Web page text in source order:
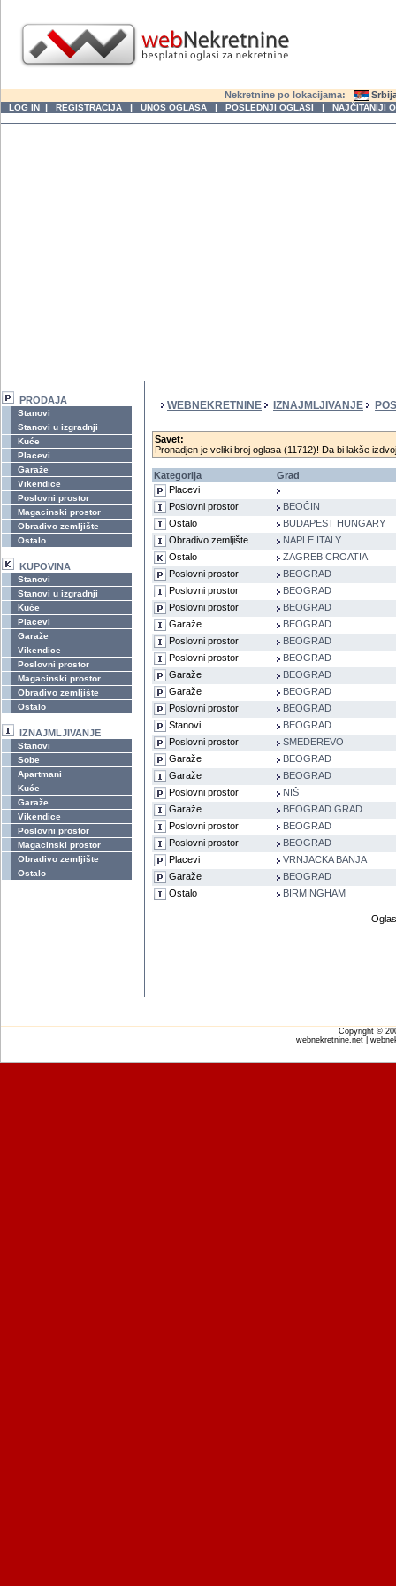
Nekretnine po lokacijama:
LOG IN | REGISTRACIJA | UNOS OGLASA | POSLEDNJI OGLASI | NAJČITANIJI
PRODAJA
Stanovi
Stanovi u izgradnji
Kuće
Placevi
Garaže
Vikendice
Poslovni prostor
Magacinski prostor
Obradivo zemljište
Ostalo
KUPOVINA
Stanovi
Stanovi u izgradnji
Kuće
Placevi
Garaže
Vikendice
Poslovni prostor
Magacinski prostor
Obradivo zemljište
Ostalo
IZNAJMLJIVANJE
Stanovi
Sobe
Apartmani
Kuće
Garaže
Vikendice
Poslovni prostor
Magacinski prostor
Obradivo zemljište
Ostalo
WEBNEKRETNINE IZNAJMLJIVANJE
Savet:
Pronadjen je veliki broj oglasa (11712)! Da bi lakše
Kategorija
Grad
Placevi
Poslovni prostor
BEOČIN
Ostalo
BUDAPEST HUNGARY
Obradivo zemljište
NAPLE ITALY
Ostalo
ZAGREB CROATIA
Poslovni prostor
BEOGRAD
Poslovni prostor
BEOGRAD
Poslovni prostor
BEOGRAD
Garaže
BEOGRAD
Poslovni prostor
BEOGRAD
Poslovni prostor
BEOGRAD
Garaže
BEOGRAD
Garaže
BEOGRAD
Poslovni prostor
BEOGRAD
Stanovi
BEOGRAD
Poslovni prostor
SMEDEREVO
Garaže
BEOGRAD
Garaže
BEOGRAD
Poslovni prostor
NIŠ
Garaže
BEOGRAD GRAD
Poslovni prostor
BEOGRAD
Poslovni prostor
BEOGRAD
Placevi
VRNJACKA BANJA
Garaže
BEOGRAD
Ostalo
BIRMINGHAM
Copyright ©
webnekretnine.net |